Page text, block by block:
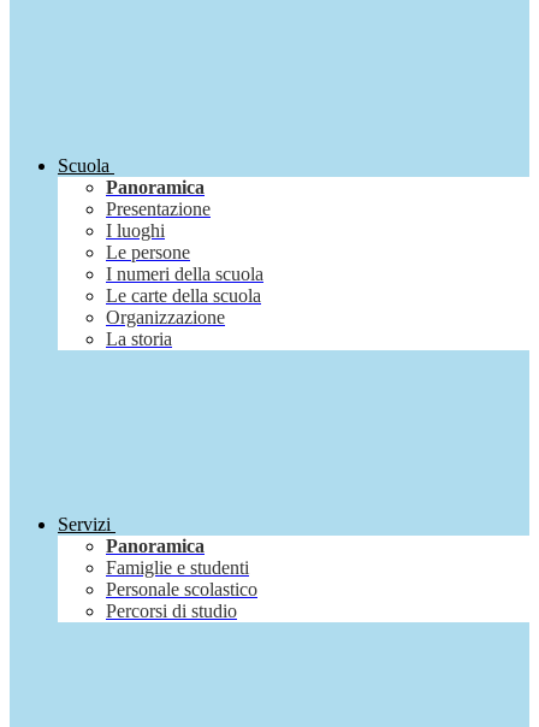
Scuola
Panoramica
Presentazione
I luoghi
Le persone
I numeri della scuola
Le carte della scuola
Organizzazione
La storia
Servizi
Panoramica
Famiglie e studenti
Personale scolastico
Percorsi di studio